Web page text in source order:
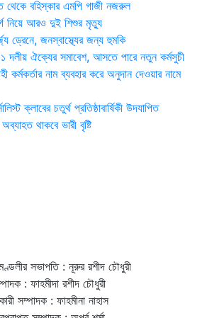
থেকে বহিস্কার এমপি গাজী নজরুল
নিয়ে আরও দুই শিশুর মৃত্যু
ড্রেনে, জনস্বাস্থ্যের জন্য হুমকি
দলীয় ঐক্যের সমাবেশ, আসতে পারে নতুন কর্মসুচী
কর্মকর্তার নাম ব্যবহার করে অনুদান দেওয়ার নামে
ক্লাবের চতুর্থ প্রতিষ্ঠাবার্ষিকী উদযাপিত
থাকবে ভারী বৃষ্টি
সভাপতি : নূরুর রশীদ চৌধুরী
: ফাহমীদা রশীদ চৌধুরী
সম্পাদক : ফাহমীনা নাহাস